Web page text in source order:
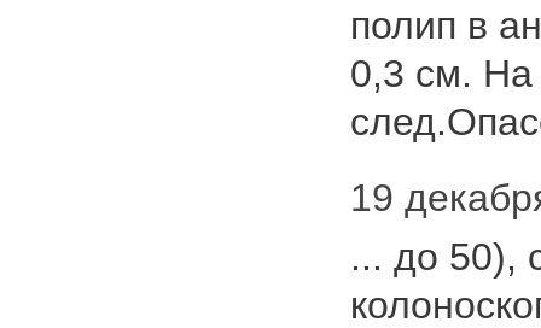
полип в
0,3 см. На
19
... до 50),